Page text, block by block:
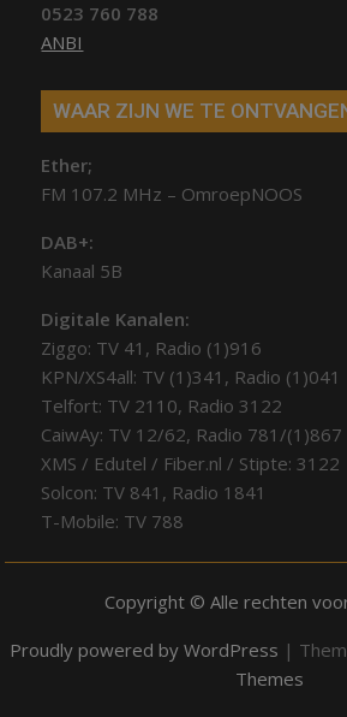
0523 760 788
ANBI
WAAR ZIJN WE TE
Ether;
FM 107.2 MHz – OmroepNOOS
DAB+:
Kanaal 5B
Digitale Kanalen:
Ziggo: TV 41, Radio (1)916
KPN/XS4all: TV (1)341, Radio (1)041
Telfort: TV 2110, Radio 3122
CaiwAy: TV 12/62, Radio 781/(1)867
XMS / Edutel / Fiber.nl / Stipte: 3122
Solcon: TV 841, Radio 1841
T-Mobile: TV 788
Copyright © Alle rechten
Proudly powered by WordPress |
Themes